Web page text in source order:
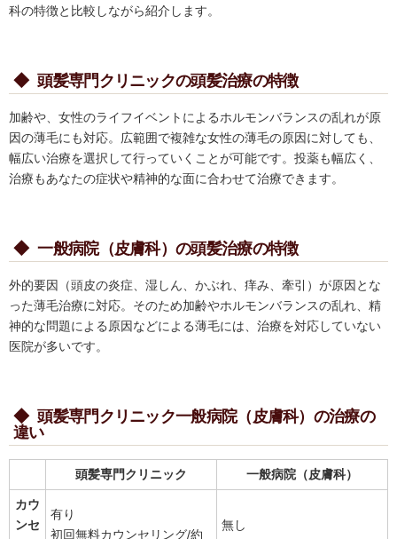
科の特徴と比較しながら紹介します。
◆ 頭髪専門クリニックの頭髪治療の特徴
加齢や、女性のライフイベントによるホルモンバランスの乱れが原
因の薄毛にも対応。広範囲で複雑な女性の薄毛の原因に対しても、
幅広い治療を選択して行っていくことが可能です。投薬も幅広く、
治療もあなたの症状や精神的な面に合わせて治療できます。
◆ 一般病院（皮膚科）の頭髪治療の特徴
外的要因（頭皮の炎症、湿しん、かぶれ、痒み、牽引）が原因とな
った薄毛治療に対応。そのため加齢やホルモンバランスの乱れ、精
神的な問題による原因などによる薄毛には、治療を対応していない
医院が多いです。
◆ 頭髪専門クリニック一般病院（皮膚科）の治療の
違い
頭髪専門クリニック 一般病院（皮膚科）
カウ
ンセ
有り
初回無料カウンセリング/約
無し